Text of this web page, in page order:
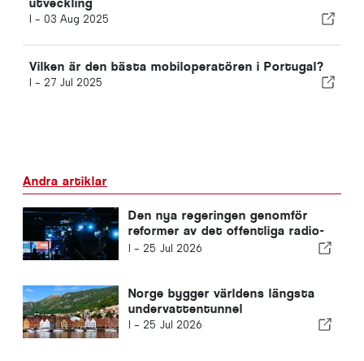
I - 03 Aug 2025
Vilken är den bästa mobiloperatören i Portugal?
I - 27 Jul 2025
Andra artiklar
Den nya regeringen genomför
reformer av det offentliga radio-
och tv-systemet
I - 25 Jul 2026
Norge bygger världens längsta
undervattentunnel
I - 25 Jul 2026